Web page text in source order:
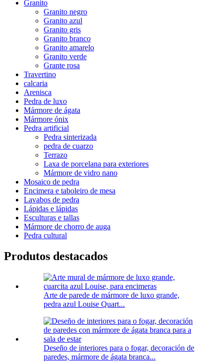
Granito
Granito negro
Granito azul
Granito gris
Granito branco
Granito amarelo
Granito verde
Grante rosa
Travertino
calcaria
Arenisca
Pedra de luxo
Mármore de ágata
Mármore ónix
Pedra artificial
Pedra sinterizada
pedra de cuarzo
Terrazo
Laxa de porcelana para exteriores
Mármore de vidro nano
Mosaico de pedra
Encimera e taboleiro de mesa
Lavabos de pedra
Lápidas e lápidas
Esculturas e tallas
Mármore de chorro de auga
Pedra cultural
Produtos destacados
Arte de parede de mármore de luxo grande,
pedra azul Louise Quart...
Deseño de interiores para o fogar, decoración de
paredes, mármore de ágata branca...